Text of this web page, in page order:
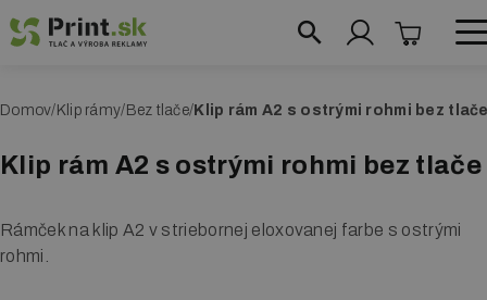
Skočiť
na
obsahReklamné systémy
Roll up bannery
O
r
Domov Klip rámy Bez tlače Klip rám A2 s ostrými rohmi bez
Klip rám A2 s ostrými rohmi bez tlače
Rámček na klip A2 v striebornej eloxovanej farbe s ostrými
rohmi.